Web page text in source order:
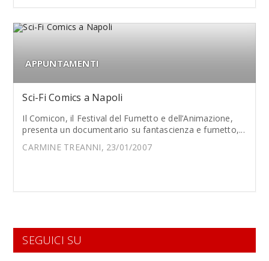
APPUNTAMENTI
Sci-Fi Comics a Napoli
Il Comicon, il Festival del Fumetto e dell’Animazione,
presenta un documentario su fantascienza e fumetto,...
CARMINE TREANNI, 23/01/2007
SEGUICI SU